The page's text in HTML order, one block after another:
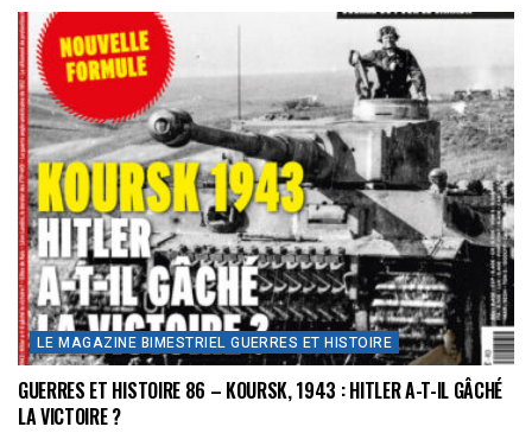
LE MAGAZINE BIMESTRIEL GUERRES ET HISTOIRE
GUERRES ET HISTOIRE 86 – KOURSK, 1943 : HITLER A-T-IL GÂCHÉ
LA VICTOIRE ?